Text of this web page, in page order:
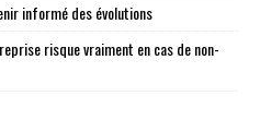
informé des évolutions
risque vraiment en cas de non-